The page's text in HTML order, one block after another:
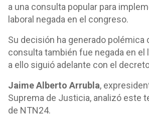
a una consulta popular para
laboral negada en el congreso.
Su decisión ha generado polémica
consulta también fue negada en el
a ello siguió adelante con el
Jaime Alberto Arrubla,
Suprema de Justicia, analizó este
de NTN24.